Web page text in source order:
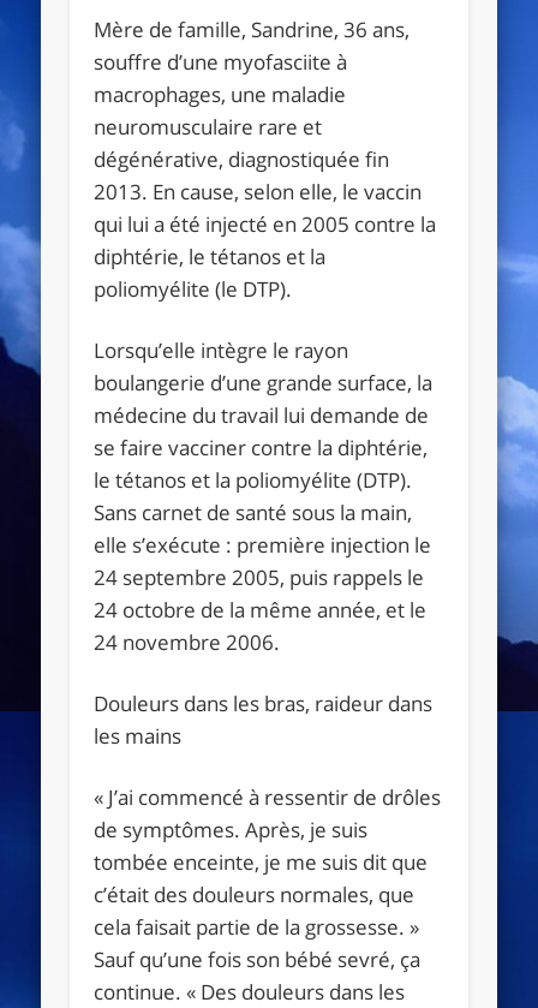
Mère de famille, Sandrine, 36 ans,
souffre d’une myofasciite à
macrophages, une maladie
neuromusculaire rare et
dégénérative, diagnostiquée fin
2013. En cause, selon elle, le vaccin
qui lui a été injecté en 2005 contre la
diphtérie, le tétanos et la
poliomyélite (le DTP).
Lorsqu’elle intègre le rayon
boulangerie d’une grande surface, la
médecine du travail lui demande de
se faire vacciner contre la diphtérie,
le tétanos et la poliomyélite (DTP).
Sans carnet de santé sous la main,
elle s’exécute : première injection le
24 septembre 2005, puis rappels le
24 octobre de la même année, et le
24 novembre 2006.
Douleurs dans les bras, raideur dans
les mains
« J’ai commencé à ressentir de drôles
de symptômes. Après, je suis
tombée enceinte, je me suis dit que
c’était des douleurs normales, que
cela faisait partie de la grossesse. »
Sauf qu’une fois son bébé sevré, ça
continue. « Des douleurs dans les